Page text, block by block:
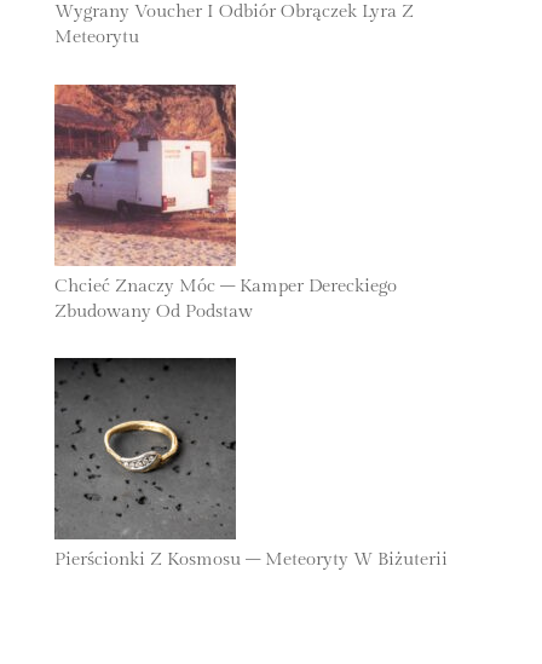
Wygrany Voucher I Odbiór Obrączek Lyra Z
Meteorytu
Chcieć Znaczy Móc – Kamper Dereckiego
Zbudowany Od Podstaw
Pierścionki Z Kosmosu – Meteoryty W Biżuterii